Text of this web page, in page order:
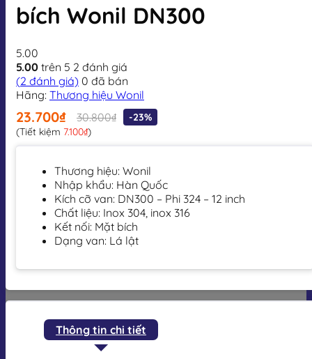
bích Wonil DN300
5.00
5.00 trên 5 2 đánh giá
(2 đánh giá) 0 đã bán
Hãng: Thương hiệu Wonil
23.700₫ 30.800₫
-23%
(Tiết kiệm 7.100₫)
Thương hiệu: Wonil
Nhập khẩu: Hàn Quốc
Kích cỡ van: DN300 – Phi 324 – 12 inch
Chất liệu: Inox 304, inox 316
Kết nối: Mặt bích
Dạng van: Lá lật
Thông tin chi tiết